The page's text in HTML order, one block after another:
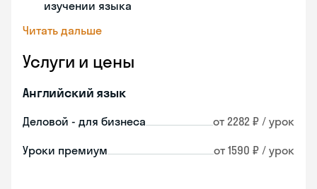
изучении языка
Читать дальше
Услуги и цены
Английский язык
Деловой - для бизнеса от 2282 ₽ / урок
Уроки премиум от 1590 ₽ / урок